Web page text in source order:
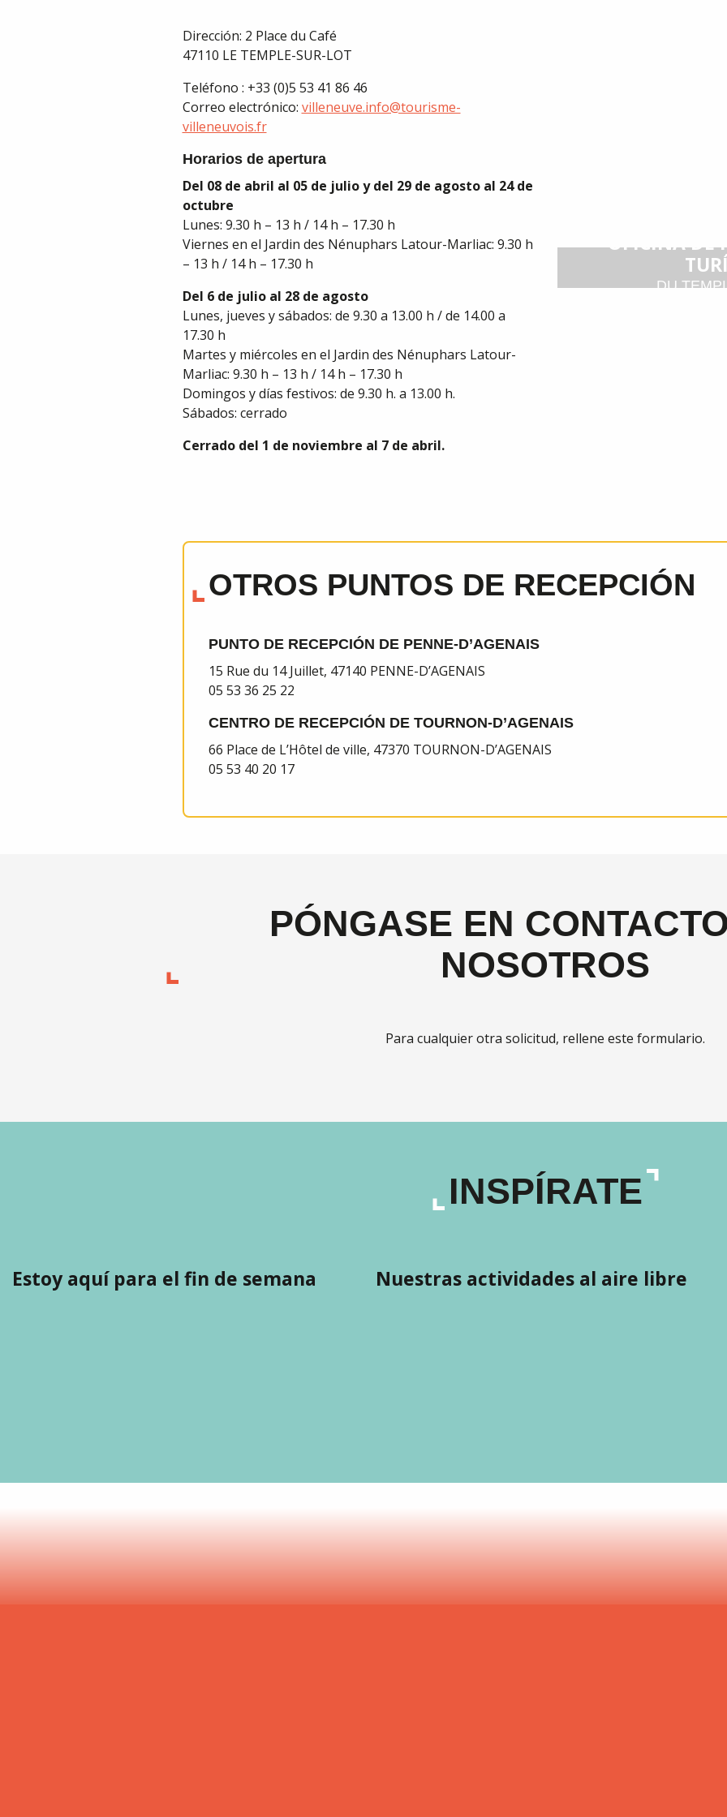
Dirección: 2 Place du Café
47110 LE TEMPLE-SUR-LOT
Teléfono : +33 (0)5 53 41 86 46
Correo electrónico: villeneuve.info@tourisme-
villeneuvois.fr
Horarios de apertura
Del 08 de abril al 05 de julio y del 29 de agosto al 24 de
octubre
Lunes: 9.30 h – 13 h / 14 h – 17.30 h
Viernes en el Jardin des Nénuphars Latour-Marliac: 9.30 h
– 13 h / 14 h – 17.30 h
Del 6 de julio al 28 de agosto
Lunes, jueves y sábados: de 9.30 a 13.00 h / de 14.00 a
17.30 h
Martes y miércoles en el Jardin des Nénuphars Latour-
Marliac: 9.30 h – 13 h / 14 h – 17.30 h
Domingos y días festivos: de 9.30 h. a 13.00 h.
Sábados: cerrado
Cerrado del 1 de noviembre al 7 de abril.
OFICINA DE
DU
OTROS PUNTOS DE RECEPCIÓN
PUNTO DE RECEPCIÓN DE PENNE-D’AGENAIS
15 Rue du 14 Juillet, 47140 PENNE-D’AGENAIS
05 53 36 25 22
CENTRO DE RECEPCIÓN DE TOURNON-D’AGENAIS
66 Place de L’Hôtel de ville, 47370 TOURNON-D’AGENAIS
05 53 40 20 17
PÓNGASE EN
NOSOTROS
Para cualquier otra solicitud, rellene este formulario.
INSPÍRATE
Estoy aquí para el fin de semana Nuestras actividades al aire libre